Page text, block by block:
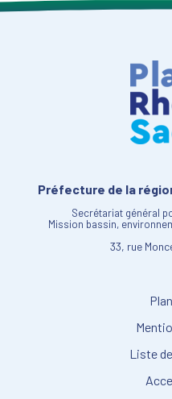
Préfecture de la
Secrétariat général
Mission bassin,
33, rue
Liste